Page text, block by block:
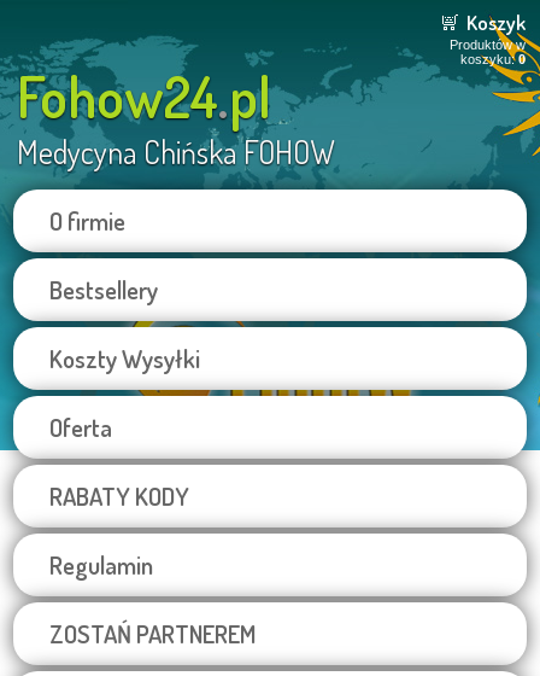
Koszyk
Produktów w
koszyku:0
Fohow24.pl
Medycyna Chińska FOHOW
O firmie
Bestsellery
Koszty Wysyłki
Oferta
RABATY KODY
Regulamin
ZOSTAŃ PARTNEREM